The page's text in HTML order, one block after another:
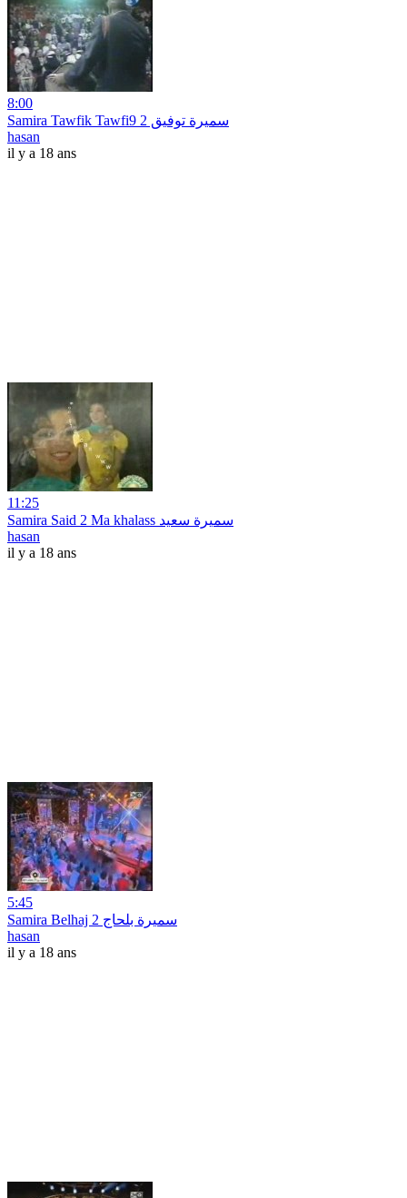
8:00
Samira Tawfik Tawfi9 سميرة توفيق 2
hasan
il y a 18 ans
11:25
Samira Said 2 Ma khalass سميرة سعيد
hasan
il y a 18 ans
5:45
Samira Belhaj 2 سميرة بلحاج
hasan
il y a 18 ans